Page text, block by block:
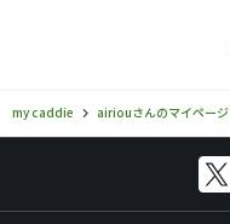
my caddie airiouさんのマイページ